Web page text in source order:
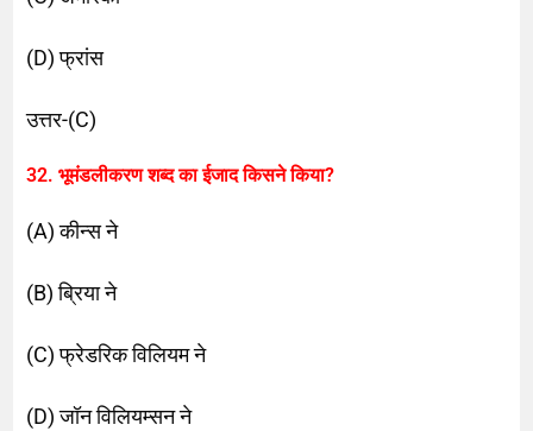
(D) फ्रांस
उत्तर-(C)
32. भूमंडलीकरण शब्द का ईजाद किसने किया?
(A) कीन्स ने
(B) ब्रिया ने
(C) फ्रेडरिक विलियम ने
(D) जॉन विलियम्सन ने